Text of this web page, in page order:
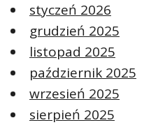
styczeń 2026
grudzień 2025
listopad 2025
październik 2025
wrzesień 2025
sierpień 2025